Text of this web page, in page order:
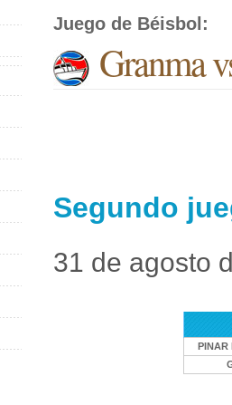
Juego de Béisbol :
Granma
Segundo
31 de agosto
PINAR